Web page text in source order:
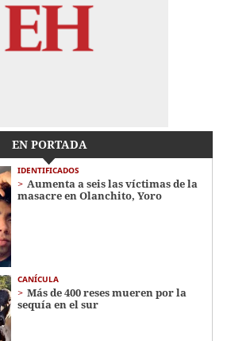
EN PORTADA
IDENTIFICADOS
Aumenta a seis las víctimas de la
masacre en Olanchito, Yoro
CANÍCULA
Más de 400 reses mueren por la
sequía en el sur